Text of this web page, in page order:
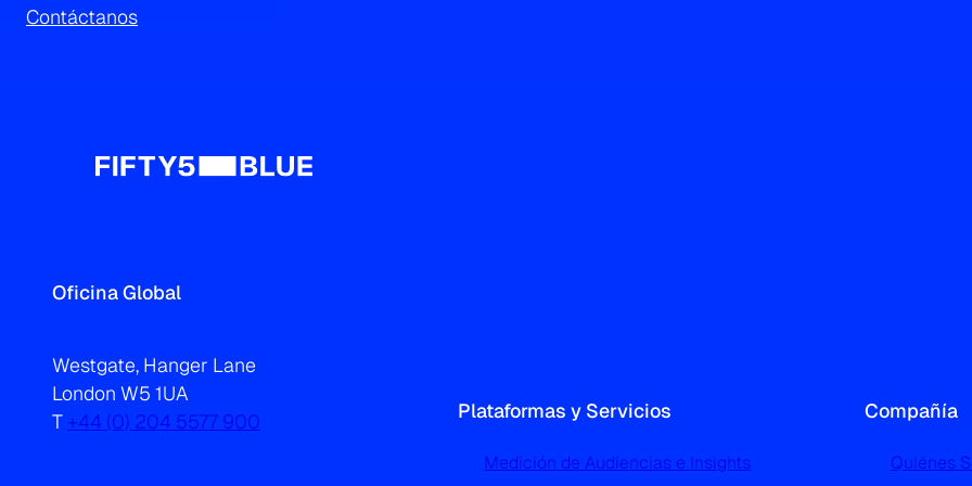
Contáctanos
Oficina Global
Westgate, Hanger Lane
London W5 1UA
T +44 (0) 204 5577 900 Plataformas y Servicios
Medición de Audiencias e Insights
Compañía
Quiénes